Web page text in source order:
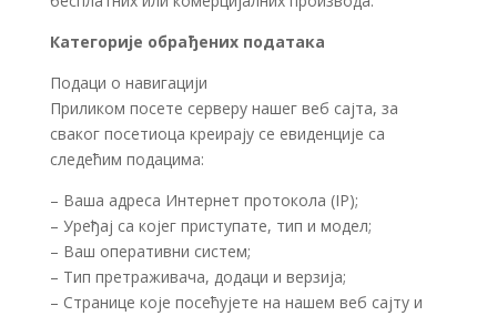
Категорије обрађених података
Подаци о навигацији
Приликом посете серверу нашег веб сајта, за
сваког посетиоца креирају се евиденције са
следећим подацима:
– Ваша адреса Интернет протокола (IP);
– Уређај са којег приступате, тип и модел;
– Ваш оперативни систем;
– Тип претраживача, додаци и верзија;
– Странице које посећујете на нашем веб сајту и